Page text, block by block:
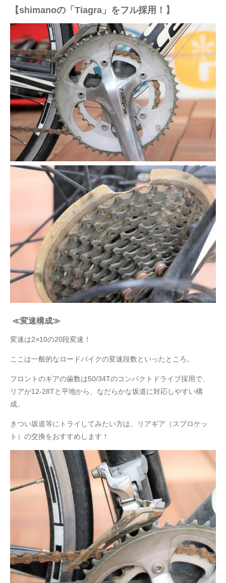
【shimanoの「Tiagra」をフル採用！】
≪変速構成≫
変速は2×10の20段変速！
ここは一般的なロードバイクの変速段数といったところ。
フロントのギアの歯数は50/34Tのコンパクトドライブ採用で、
リアが12-28Tと平地から、なだらかな坂道に対応しやすい構
成。
きつい坂道等にトライしてみたい方は、リアギア（スプロケッ
ト）の交換をおすすめします！